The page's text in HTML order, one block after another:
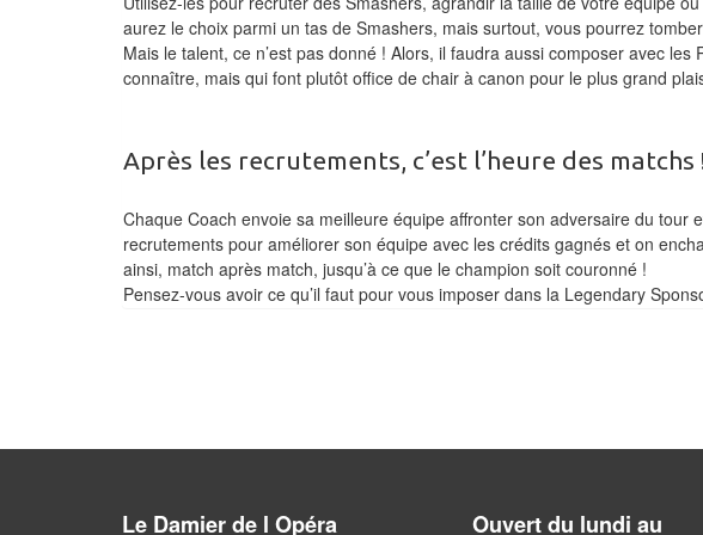
aurez le choix parmi un tas de Smashers, mais surtout, vous pourrez
Mais le talent, ce n’est pas donné ! Alors, il faudra aussi composer avec
connaître, mais qui font plutôt office de chair à canon pour le plus grand
Après les recrutements, c’est l’heure des matchs
Chaque Coach envoie sa meilleure équipe affronter son adversaire du tour
recrutements pour améliorer son équipe avec les crédits gagnés et on
ainsi, match après match, jusqu’à ce que le champion soit couronné !
Pensez-vous avoir ce qu’il faut pour vous imposer dans la Legendary
Le Damier de l Opéra Ouvert du lundi au